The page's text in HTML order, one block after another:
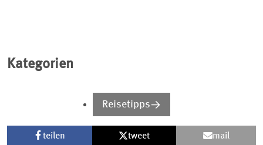
Kategorien
Reisetipps
teilen tweet mail